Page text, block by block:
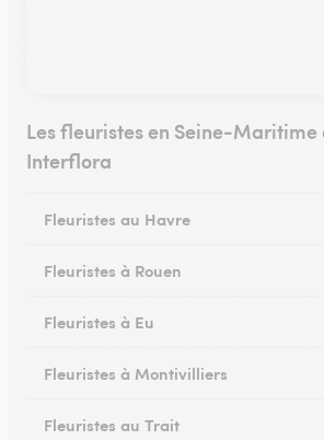
Les fleuristes en Seine-Maritime
Interflora
Fleuristes au Havre
Fleuristes à Rouen
Fleuristes à Eu
Fleuristes à Montivilliers
Fleuristes au Trait